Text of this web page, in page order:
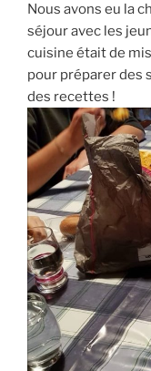
Nous avons eu la
séjour avec les
cuisine était de
pour préparer des
des recettes !